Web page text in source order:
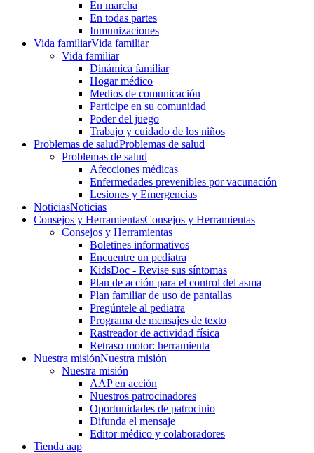
En marcha
En todas partes
Inmunizaciones
Vida familiarVida familiar
Vida familiar
Dinámica familiar
Hogar médico
Medios de comunicación
Participe en su comunidad
Poder del juego
Trabajo y cuidado de los niños
Problemas de saludProblemas de salud
Problemas de salud
Afecciones médicas
Enfermedades prevenibles por vacunación
Lesiones y Emergencias
NoticiasNoticias
Consejos y HerramientasConsejos y Herramientas
Consejos y Herramientas
Boletines informativos
Encuentre un pediatra
KidsDoc - Revise sus síntomas
Plan de acción para el control del asma
Plan familiar de uso de pantallas
Pregúntele al pediatra
Programa de mensajes de texto
Rastre​​ador de activida​d física
Retraso motor: herramienta
Nuestra misiónNuestra misión
Nuestra misión
AAP en acción
Nuestros patrocinadores
Oportunidades de patrocinio
Difunda el mensaje
Editor médico y colaboradores
Tienda aap